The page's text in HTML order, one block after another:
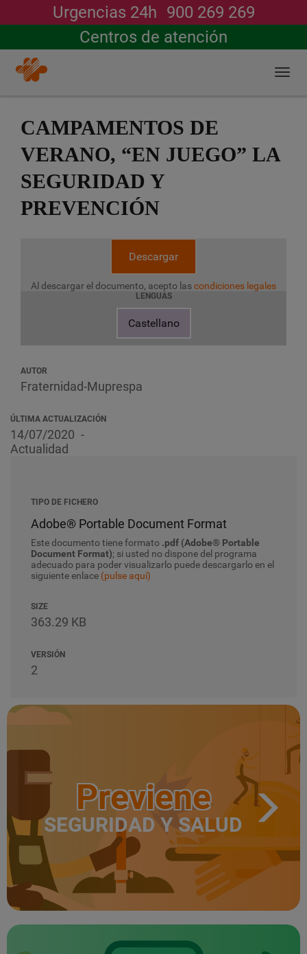
contenido
Urgencias 24h 900 269 269
Centros de atención
Buscar
CAMPAMENTOS DE
VERANO, “EN JUEGO” LA
SEGURIDAD Y
PREVENCIÓN
Descargar
Al descargar el documento, acepto lascondiciones legales
LENGUAS
Castellano
AUTOR
Fraternidad-Muprespa
ÚLTIMA ACTUALIZACIÓN
14/07/2020
Actualidad
TIPO DE FICHERO
Adobe® Portable Document Format
Este documento tiene formato .pdf (Adobe® Portable
Document Format); si usted no dispone del programa
adecuado para poder visualizarlo puede descargarlo en el
siguiente enlace (pulse aquí)
SIZE
363.29 KB
VERSIÓN
2
Previene
SEGURIDAD Y SALUD